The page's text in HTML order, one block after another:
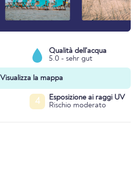
Qualità dell'acqua
5.0 - sehr gut
Visualizza la mappa
4
Esposizione ai raggi UV
Rischio moderato